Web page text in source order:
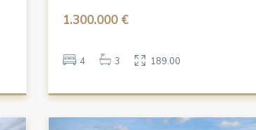
1.300.000 €
4 3 189.00